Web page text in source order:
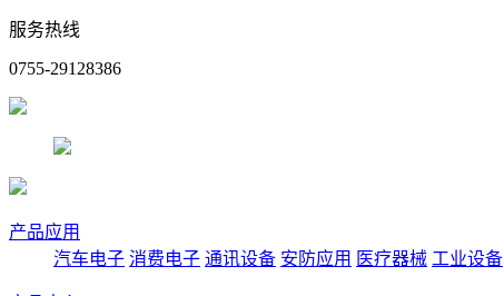
服务热线
0755-29128386
产品应用
汽车电子 消费电子 通讯设备 安防应用 医疗器械 工业设备